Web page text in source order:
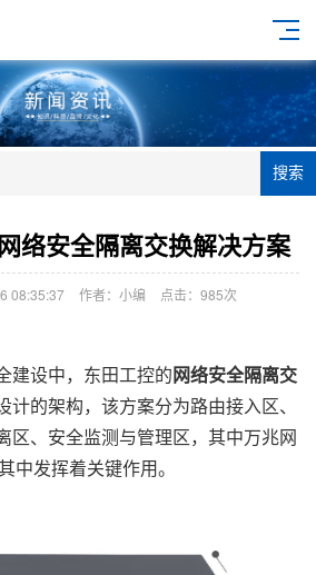
搜索
络安全隔离交换解决方案
08:35:37 作者：小编 点击： 985次
设中，东田工控的网络安全隔离交
计的架构，该方案分为路由接入区、
区、安全监测与管理区，其中万兆网
中发挥着关键作用。